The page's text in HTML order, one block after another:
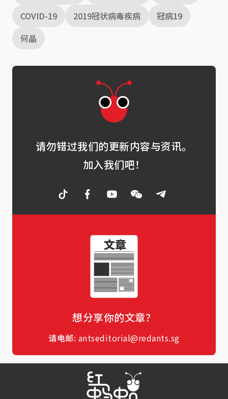
COVID-19
2019冠状病毒疾病
冠病19
何晶
请勿错过我们的更新内容与资讯。
加入我们吧！
想分享你的文章？
请电邮: antseditorial@redants.sg